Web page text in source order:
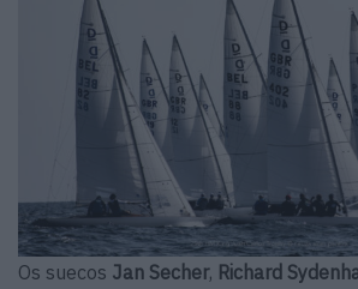
Os suecos Jan Secher, Richard